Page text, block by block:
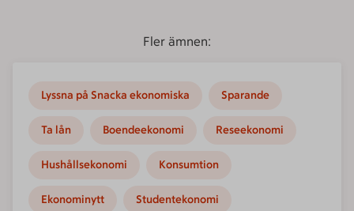
Fler ämnen:
Lyssna på Snacka ekonomiska Sparande
Ta lån Boendeekonomi Reseekonomi
Hushållsekonomi Konsumtion
Ekonominytt Studentekonomi